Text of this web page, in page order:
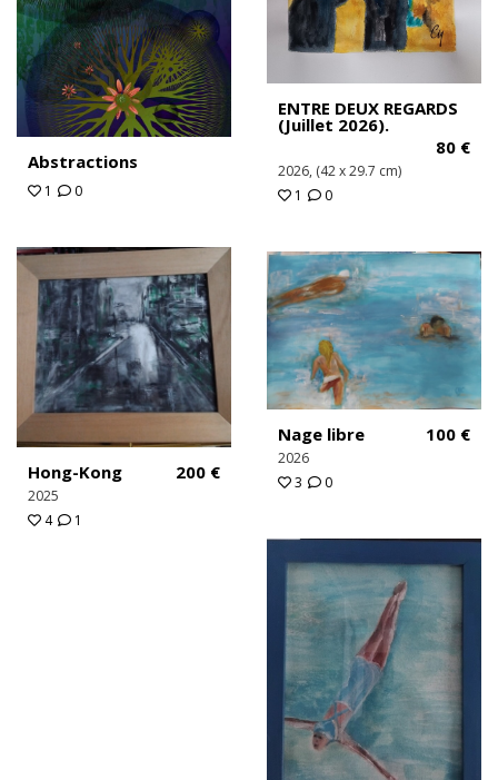
Abstractions
1 0
ENTRE DEUX REGARDS
(Juillet 2026).
80 €
2026, (42 x 29.7 cm)
1
0
Hong-Kong 200 €
2025
4
1
Nage libre 100 €
2026
3
0